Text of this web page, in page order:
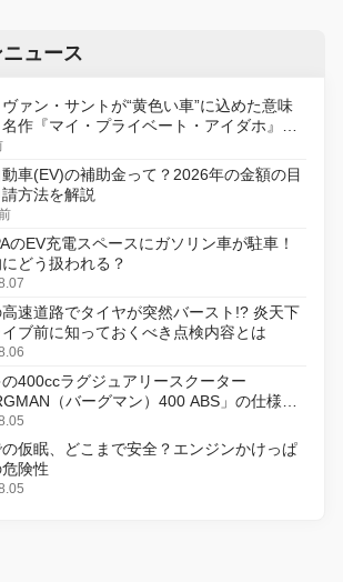
ュース
ァン・サントが“黄色い車”に込めた意味
名作『マイ・プライベート・アイダホ』が
タルリマスター版で復活
車(EV)の補助金って？2026年の金額の目
方法を解説
のEV充電スペースにガソリン車が駐車！
どう扱われる？
速道路でタイヤが突然バースト!? 炎天下
ブ前に知っておくべき点検内容とは
400ccラグジュアリースクーター
（バーグマン）400 ABS」の仕様を
8月18日に発売
仮眠、どこまで安全？エンジンかけっぱ
険性